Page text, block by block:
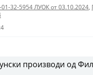
01-32-5954 ЛУОК от 03.10.2024,
производи од